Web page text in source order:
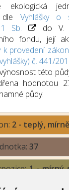
ekologická
dle Vyhlášky o
Sb.
do V.
fondu, její
k provedení
č. 441/
této
hodnotou
půdy.
2 - teplý,
37
1 - mírný
jih
a západ